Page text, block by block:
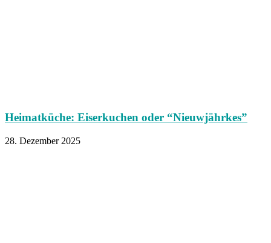
Heimatküche: Eiserkuchen oder “Nieuwjährkes”
28. Dezember 2025